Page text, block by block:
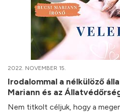
2022. NOVEMBER 15.
Irodalommal a nélkülöző
Mariann és az
Nem titkolt céljuk, hogy a